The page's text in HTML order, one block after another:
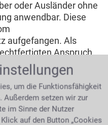
oder Ausländer ohne
anwendbar. Diese
aufgefangen. Als
Anspruch
Verwandte ersten
die finanzielle
Sozialhilfe?
um die Funktionsfähigkeit
Außerdem setzen wir zur
im Sinne der Nutzer
auf den Button „Cookies